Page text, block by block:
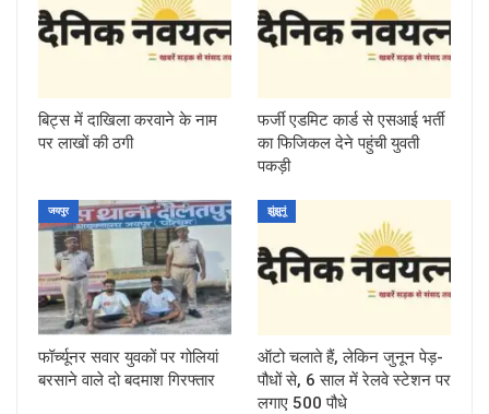
बिट्स में दाखिला करवाने के नाम
पर लाखों की ठगी
फर्जी एडमिट कार्ड से एसआई भर्ती
का फिजिकल देने पहुंची युवती
पकड़ी
जयपुर
फॉर्च्यूनर सवार युवकों पर गोलियां
बरसाने वाले दो बदमाश गिरफ्तार
झुंझुनूं
ऑटो चलाते हैं, लेकिन जुनून पेड़-
पौधों से, 6 साल में रेलवे स्टेशन पर
लगाए 500 पौधे